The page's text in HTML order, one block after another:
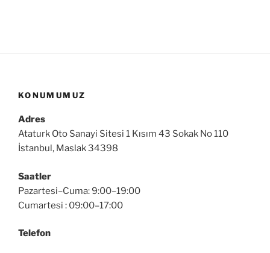
KONUMUMUZ
Adres
Ataturk Oto Sanayi Sitesi 1 Kısım 43 Sokak No 110
İstanbul, Maslak 34398
Saatler
Pazartesi–Cuma: 9:00–19:00
Cumartesi : 09:00–17:00
Telefon